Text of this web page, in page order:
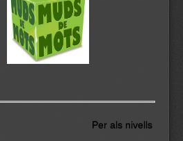
Per als nivells